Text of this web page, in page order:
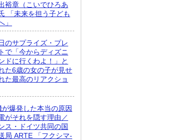
裕章（こいでひろあ
「未来を担う子ども
」
のサプライズ・プレ
で「今からディズニ
ドに行くわよ！」と
た6歳の女の子が見せ
た最高のリアクショ
が爆発した本当の原因
がそれを隠す理由／
ス・ドイツ共同の国
局 ARTE 「フクシマ-